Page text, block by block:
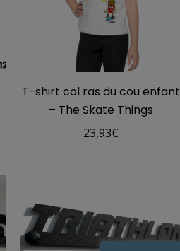
T-shirt col ras du cou enfant
– The Skate Things
23,93€